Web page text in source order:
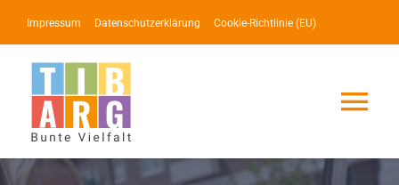
Inhalt
springen
Impressum Datenschutzerklärung Cookie-Richtlinie (EU)
Lotse